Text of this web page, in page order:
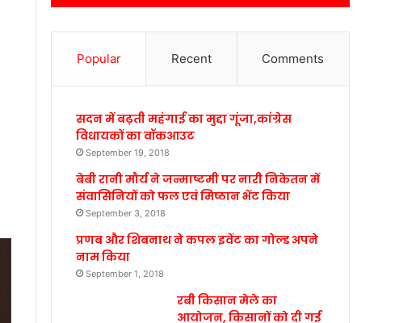
Popular Recent Comments
सदन में बढ़ती महंगाई का मुद्दा गूंजा,कांग्रेस
विधायकों का वॉकआउट
September 19, 2018
बेबी रानी मौर्य ने जन्माष्टमी पर नारी निकेतन में
संवासिनियों को फल एवं मिष्ठान भेंट किया
September 3, 2018
प्रणब और शिबनाथ ने कपल इवेंट का गोल्ड अपने
नाम किया
September 1, 2018
रबी किसान मेले का
आयोजन, किसानों को दी गई